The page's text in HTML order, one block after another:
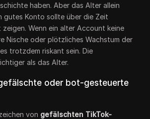
haben. Aber das Alter allein
gutes Konto sollte über die Zeit
Wenn ein alter Account keine
Nische oder plötzliches Wachstum der
trotzdem riskant sein. Die
als das Alter.
oder bot-gesteuerte
von gefälschten TikTok-